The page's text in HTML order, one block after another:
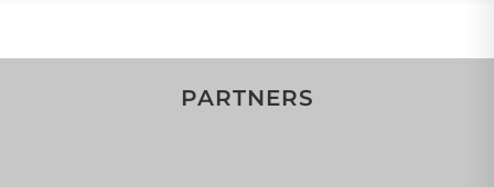
PARTNERS